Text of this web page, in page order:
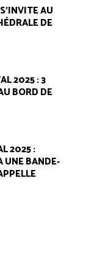
AU
DE
2025 : 3
BORD DE
2025 :
UNE BANDE-